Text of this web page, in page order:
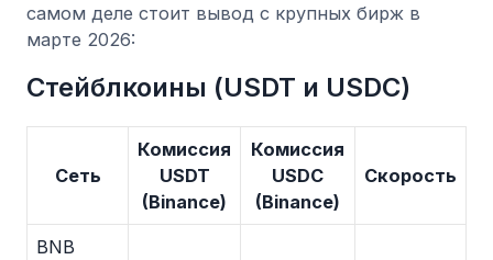
самом деле стоит вывод с крупных бирж в
марте 2026:
Стейблкоины (USDT и USDC)
Сеть
Комиссия
USDT
(Binance)
Комиссия
USDC
(Binance)
Скорость
BNB